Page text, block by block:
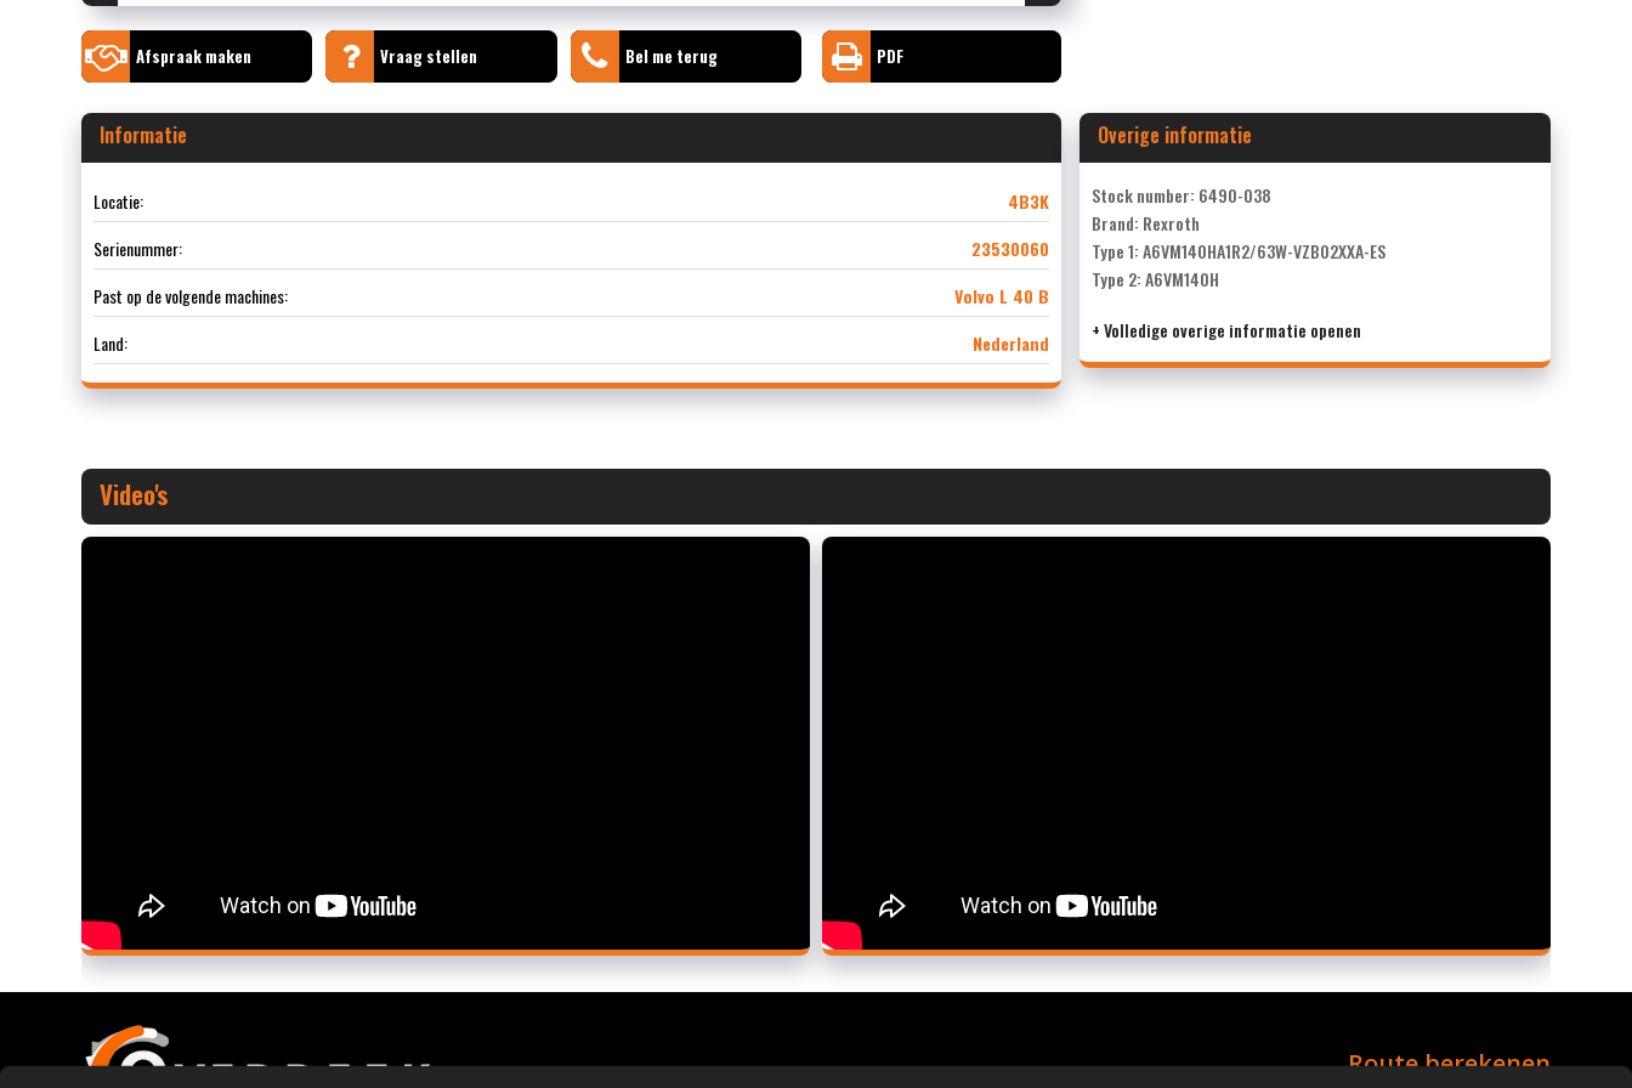
Afspraak maken Vraag stellen Bel me terug PDF
Informatie
Locatie:
4B3K
Serienummer:
23530060
Past op de volgende machines:
Volvo L 40 B
Land:
Nederland
Overige informatie
Stock number: 6490-038
Brand: Rexroth
Type 1: A6VM140HA1R2/63W-VZB02XXA-ES
Type 2: A6VM140H
+ Volledige overige informatie openen
Video's
Route berekenen